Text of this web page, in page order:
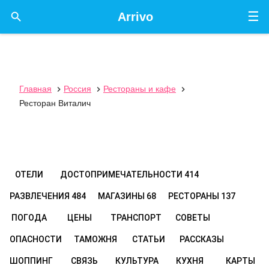
☰
Arrivo

Главная  Россия  Рестораны и кафе

Ресторан Виталич
ОТЕЛИ ДОСТОПРИМЕЧАТЕЛЬНОСТИ 414
РАЗВЛЕЧЕНИЯ 484 МАГАЗИНЫ 68 РЕСТОРАНЫ 137
ПОГОДА ЦЕНЫ ТРАНСПОРТ СОВЕТЫ
ОПАСНОСТИ ТАМОЖНЯ СТАТЬИ РАССКАЗЫ
ШОППИНГ СВЯЗЬ КУЛЬТУРА КУХНЯ КАРТЫ